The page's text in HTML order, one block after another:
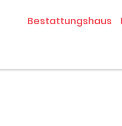
Bestattungshaus